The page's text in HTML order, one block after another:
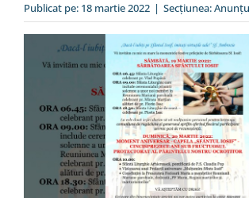
Publicat pe: 18 martie 2022 | Secțiunea: